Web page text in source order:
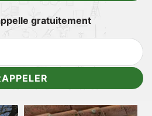
gratuitement